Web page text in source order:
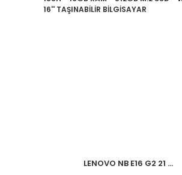
LENOVO NB E16 G2 21 ...